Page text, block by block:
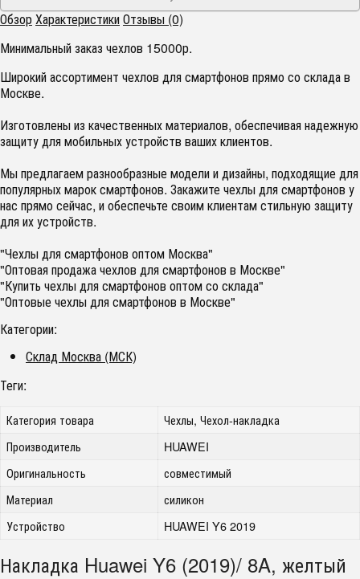
ОбзорХарактеристикиОтзывы (0)
Минимальный заказ чехлов 15000р.
Широкий ассортимент чехлов для смартфонов прямо со склада в
Москве.
Изготовлены из качественных материалов, обеспечивая надежную
защиту для мобильных устройств ваших клиентов.
Мы предлагаем разнообразные модели и дизайны, подходящие для
популярных марок смартфонов. Закажите чехлы для смартфонов у
нас прямо сейчас, и обеспечьте своим клиентам стильную защиту
для их устройств.
"Чехлы для смартфонов оптом Москва"
"Оптовая продажа чехлов для смартфонов в Москве"
"Купить чехлы для смартфонов оптом со склада"
"Оптовые чехлы для смартфонов в Москве"
Категории:
Склад Москва (МСК)
Теги:
Категория товара
Чехлы, Чехол-накладка
Производитель
HUAWEI
Оригинальность
совместимый
Материал
силикон
Устройство
HUAWEI Y6 2019
Накладка Huawei Y6 (2019)/ 8A, желтый